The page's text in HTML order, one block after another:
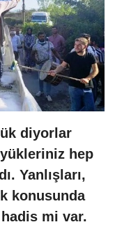
diyorlar
hep
Yanlışları,
konusunda
mi var.